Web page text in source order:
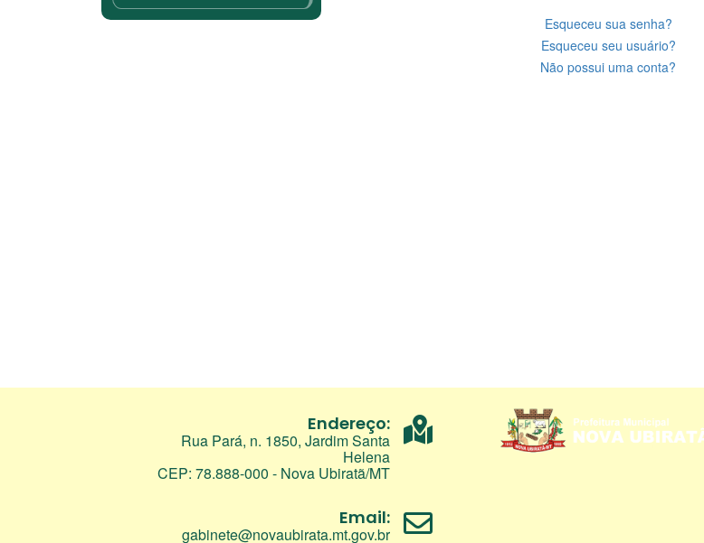
Esqueceu sua senha?
Esqueceu seu usuário?
Não possui uma conta?
Endereço:
Rua Pará, n. 1850, Jardim Santa
Helena
CEP: 78.888-000 - Nova Ubiratã/MT
Email:
gabinete@novaubirata.mt.gov.br